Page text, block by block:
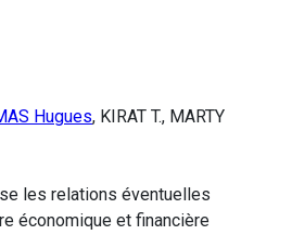
Hugues, KIRAT T., MARTY
les relations éventuelles
économique et financière